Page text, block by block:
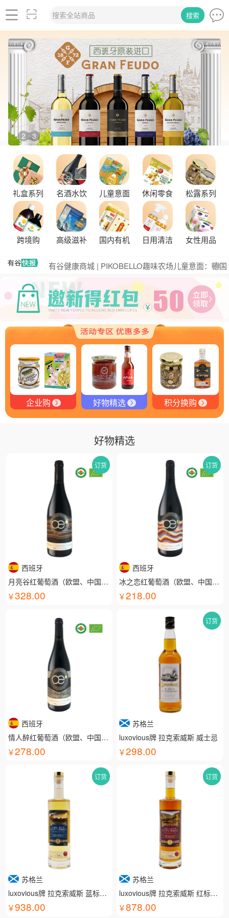
搜索全站商品 搜索
2 / 3
礼盒系列 名酒水饮 儿童意面 休闲零食 松露系列
跨境购 高级滋补 国内有机 日用清洁 女性用品
更多
式，共筑大健康产业有机生态新未来
有谷健康商城 | PIKOBELLO趣味农场儿童意面：德国
匠心打造的无盐健康新主张
有谷健康 | PIKOBELLO牌儿童意面：健康与美味的完
美结合
探寻黑钻奥秘：有谷健康与塞尔维亚黑松露的完美邂
逅
探秘塞尔维亚黑松露：舌尖上的黑钻石
品味卓越，OE 中欧有机双认证红酒的独特魅力
品味拉克索威斯威士忌，邂逅独特酒韵
舌尖上的塞尔维亚黑松露，你了解多少？
探秘塞尔维亚松露的独特魅力
黑松露的热量是多少？
企业购 好物精选 积分换购
好物精选
订货
西班牙
月亮谷红葡萄酒（欧盟、中国有机认证）
328.00
订货
西班牙
冰之恋红葡萄酒（欧盟、中国有机认证）
218.00
西班牙
情人醉红葡萄酒（欧盟、中国有机认证）
278.00
订货
苏格兰
luxovious牌 拉克索威斯 威士忌
298.00
订货
苏格兰
luxovious牌 拉克索威斯 蓝标威士忌
938.00
订货
苏格兰
luxovious牌 拉克索威斯 红标威士忌
878.00